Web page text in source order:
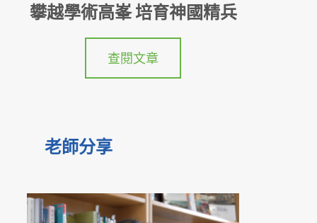
攀越學術高峯 培育神國精兵
查閱文章
老師分享